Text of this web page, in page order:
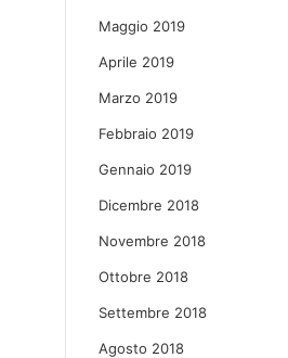
Maggio 2019
Aprile 2019
Marzo 2019
Febbraio 2019
Gennaio 2019
Dicembre 2018
Novembre 2018
Ottobre 2018
Settembre 2018
Agosto 2018